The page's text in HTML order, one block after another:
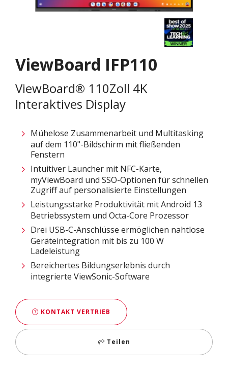
ViewBoard IFP110
ViewBoard® 110Zoll 4K
Interaktives Display
Mühelose Zusammenarbeit und Multitasking
auf dem 110"-Bildschirm mit fließenden
Fenstern​
Intuitiver Launcher mit NFC-Karte,
myViewBoard und SSO-Optionen für schnellen
Zugriff auf personalisierte Einstellungen​
Leistungsstarke Produktivität mit Android 13
Betriebssystem und Octa-Core Prozessor
Drei USB-C-Anschlüsse ermöglichen nahtlose
Geräteintegration mit bis zu 100 W
Ladeleistung​
Bereichertes Bildungserlebnis durch
integrierte ViewSonic-Software
KONTAKT VERTRIEB
Teilen